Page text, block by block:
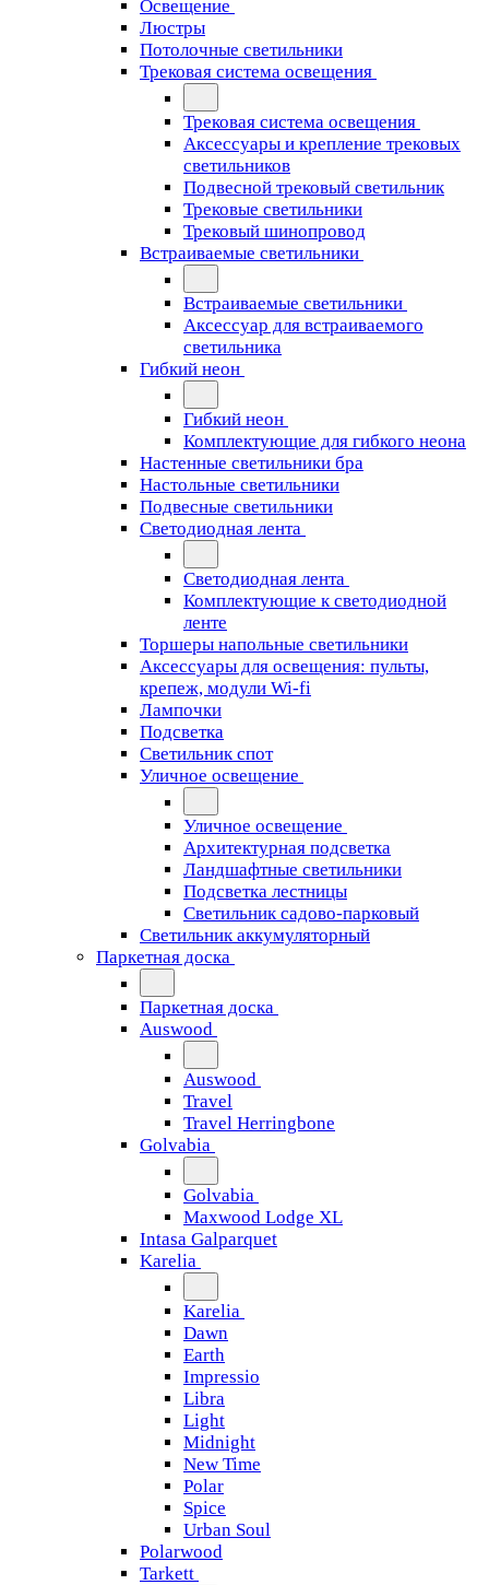
Освещение
Люстры
Потолочные светильники
Трековая система освещения
Трековая система освещения
Аксессуары и крепление трековых
светильников
Подвесной трековый светильник
Трековые светильники
Трековый шинопровод
Встраиваемые светильники
Встраиваемые светильники
Аксессуар для встраиваемого
светильника
Гибкий неон
Гибкий неон
Комплектующие для гибкого неона
Настенные светильники бра
Настольные светильники
Подвесные светильники
Светодиодная лента
Светодиодная лента
Комплектующие к светодиодной
ленте
Торшеры напольные светильники
Аксессуары для освещения: пульты,
крепеж, модули Wi-fi
Лампочки
Подсветка
Светильник спот
Уличное освещение
Уличное освещение
Архитектурная подсветка
Ландшафтные светильники
Подсветка лестницы
Светильник садово-парковый
Светильник аккумуляторный
Паркетная доска
Паркетная доска
Auswood
Auswood
Travel
Travel Herringbone
Golvabia
Golvabia
Maxwood Lodge XL
Intasa Galparquet
Karelia
Karelia
Dawn
Earth
Impressio
Libra
Light
Midnight
New Time
Polar
Spice
Urban Soul
Polarwood
Tarkett